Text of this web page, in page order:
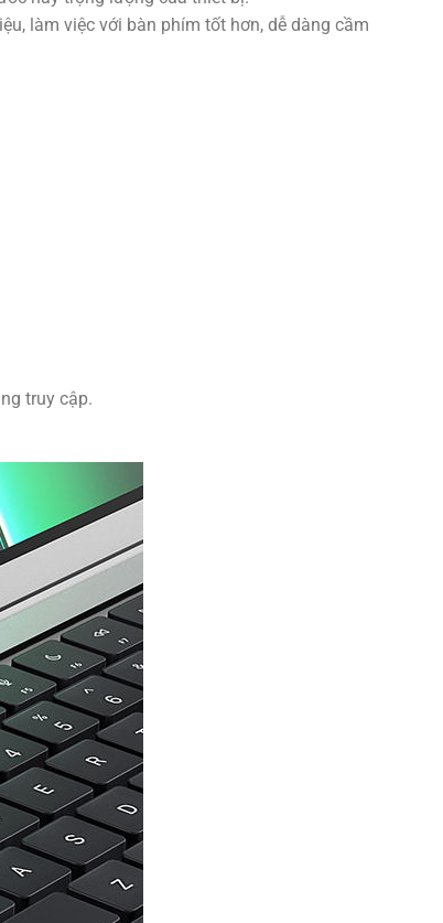
làm việc với bàn phím tốt hơn, dễ dàng cầm
truy cập.